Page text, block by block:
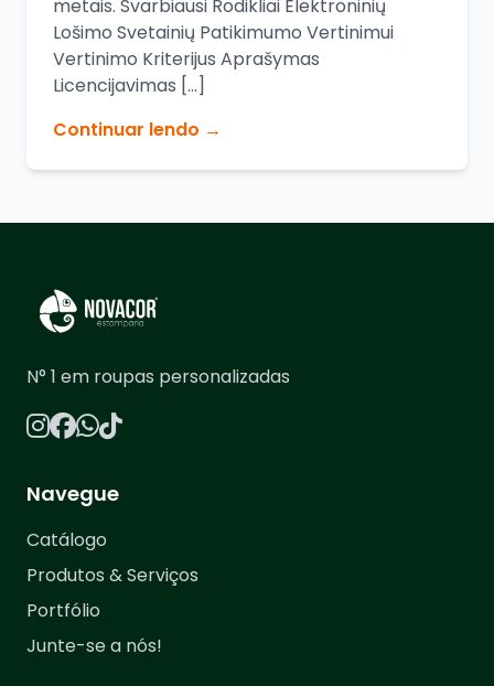
metais. Svarbiausi Rodikliai Elektroninių
Lošimo Svetainių Patikimumo Vertinimui
Vertinimo Kriterijus Aprašymas
Licencijavimas […]
Continuar lendo →
N° 1 em roupas personalizadas
Navegue
Catálogo
Produtos & Serviços
Portfólio
Junte-se a nós!